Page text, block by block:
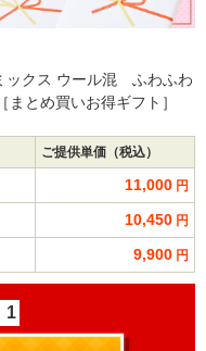
ックス ウール混 ふわふわ
まとめ買いお得ギフト］
ご提供単価（税込）
11,000 円
10,450 円
9,900 円